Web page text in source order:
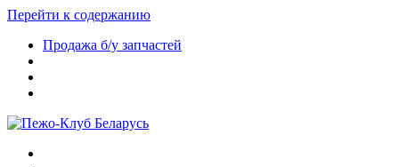
Перейти к содержанию
Продажа б/у запчастей